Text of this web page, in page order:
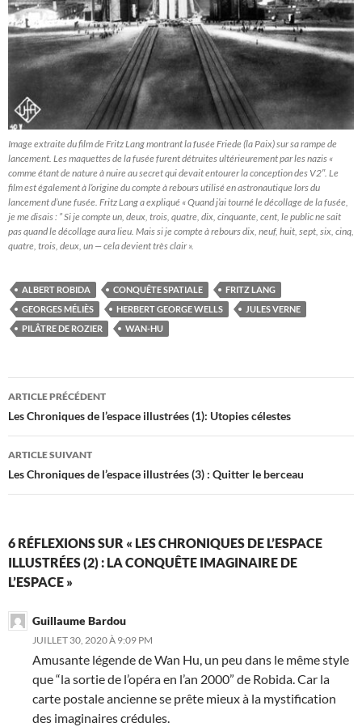
Image extraite du film de Fritz Lang montrant la fusée Friede (la Paix) sur sa rampe de
lancement. Les maquettes de la fusée furent détruites ultérieurement par les nazis «
comme étant de nature à nuire au secret qui devait entourer la conception des V2″. Le
film est également à l’origine du compte à rebours utilisé en astronautique lors du
lancement d’une fusée. Fritz Lang a expliqué « Quand j’ai tourné le décollage de la fusée,
je me disais : ” Si je compte un, deux, trois, quatre, dix, cinquante, cent, le public ne sait
pas quand le décollage aura lieu. Mais si je compte à rebours dix, neuf, huit, sept, six, cinq,
quatre, trois, deux, un — cela devient très clair ».
ALBERT ROBIDA CONQUÊTE SPATIALE
FRITZ LANG
GEORGES MÉLIÈS
HERBERT GEORGE WELLS
JULES VERNE
PILÂTRE DE ROZIER
WAN-HU
Navigation
des
articles
ARTICLE PRÉCÉDENT
Les Chroniques de l’espace illustrées (1): Utopies célestes
ARTICLE SUIVANT
Les Chroniques de l’espace illustrées (3) : Quitter le berceau
6 RÉFLEXIONS SUR « LES CHRONIQUES DE L’ESPACE
ILLUSTRÉES (2) : LA CONQUÊTE IMAGINAIRE DE
L’ESPACE »
Guillaume Bardou
JUILLET 30, 2020 À 9:09 PM
Amusante légende de Wan Hu, un peu dans le même style
que “la sortie de l’opéra en l’an 2000” de Robida. Car la
carte postale ancienne se prête mieux à la mystification
des imaginaires crédules.